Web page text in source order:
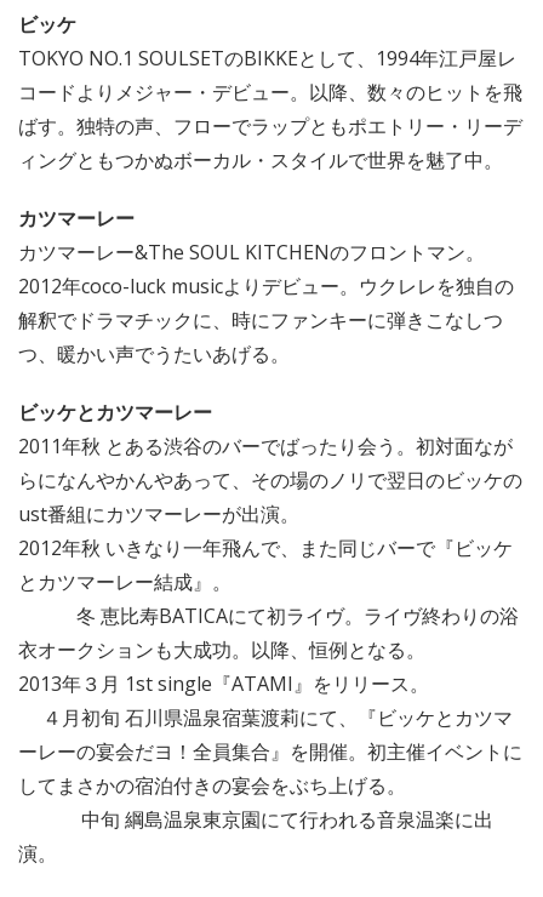
ビッケ
TOKYO NO.1 SOULSETのBIKKEとして、1994年江戸屋レ
コードよりメジャー・デビュー。以降、数々のヒットを飛
ばす。独特の声、フローでラップともポエトリー・リーデ
ィングともつかぬボーカル・スタイルで世界を魅了中。
カツマーレー
カツマーレー&The SOUL KITCHENのフロントマン。
2012年coco-luck musicよりデビュー。ウクレレを独自の
解釈でドラマチックに、時にファンキーに弾きこなしつ
つ、暖かい声でうたいあげる。
ビッケとカツマーレー
2011年秋 とある渋谷のバーでばったり会う。初対面なが
らになんやかんやあって、その場のノリで翌日のビッケの
ust番組にカツマーレーが出演。
2012年秋 いきなり一年飛んで、また同じバーで『ビッケ
とカツマーレー結成』。
冬 恵比寿BATICAにて初ライヴ。ライヴ終わりの浴
衣オークションも大成功。以降、恒例となる。
2013年３月 1st single『ATAMI』をリリース。
４月初旬 石川県温泉宿葉渡莉にて、『ビッケとカツマ
ーレーの宴会だヨ！全員集合』を開催。初主催イベントに
してまさかの宿泊付きの宴会をぶち上げる。
中旬 綱島温泉東京園にて行われる音泉温楽に出
演。